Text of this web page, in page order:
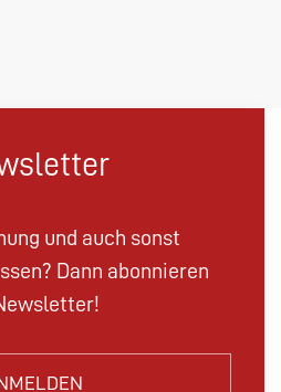
und auch sonst
Dann abonnieren